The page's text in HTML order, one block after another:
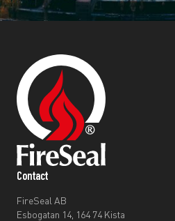
Contact
FireSeal AB
Esbogatan 14, 164 74 Kista